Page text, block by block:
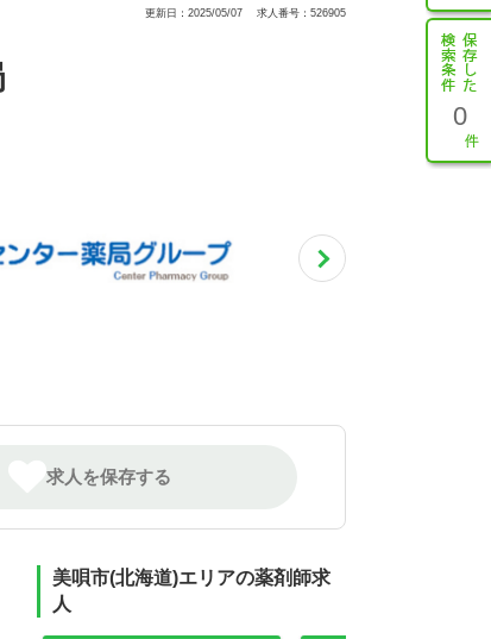
0
更新日：2025/05/07 求人番号：526905
求人を保存する
美唄市(北海道)エリアの薬剤師求
人